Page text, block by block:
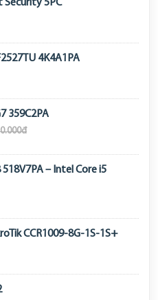
Security 5PC
4K4A1PA
359C2PA
– Intel Core i5
CCR1009-8G-1S-1S+